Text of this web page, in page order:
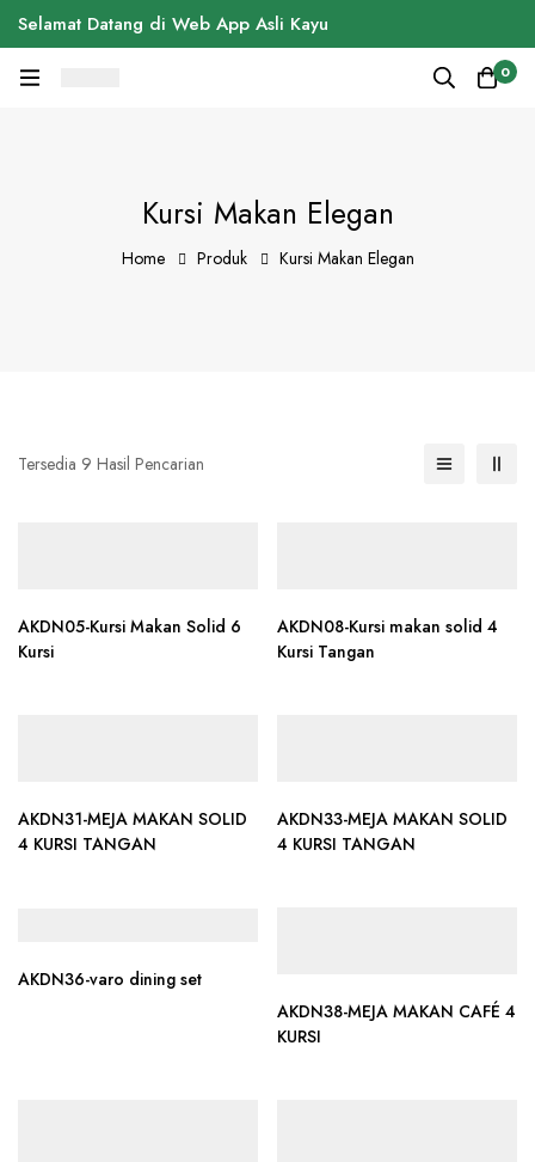
Selamat Datang di Web App Asli Kayu
0
Kursi Makan Elegan
Home Produk Kursi Makan Elegan
Tersedia 9 Hasil Pencarian
AKDN05-Kursi Makan Solid 6
Kursi
AKDN08-Kursi makan solid 4
Kursi Tangan
AKDN31-MEJA MAKAN SOLID
4 KURSI TANGAN
AKDN33-MEJA MAKAN SOLID
4 KURSI TANGAN
AKDN36-varo dining set
AKDN38-MEJA MAKAN CAFÉ 4
KURSI